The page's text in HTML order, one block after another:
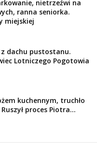
nietrzeźwi na
ranna seniorka.
miejskiej
dachu pustostanu.
Lotniczego Pogotowia
kuchennym, truchło
proces Piotra...